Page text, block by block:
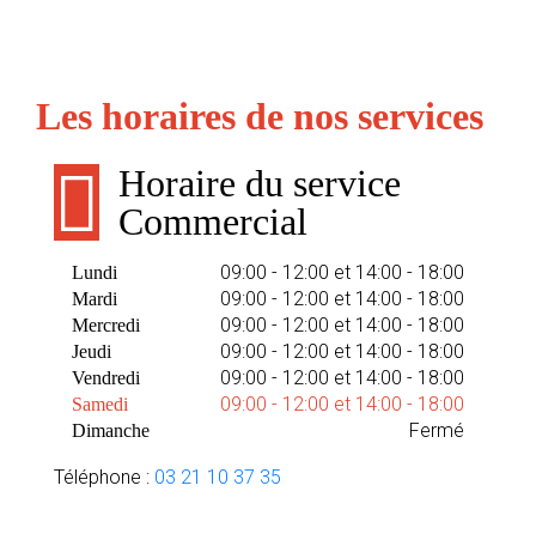
Les horaires de nos services
Horaire du service
Commercial
Lundi 09:00 - 12:00 et 14:00 - 18:00
Mardi 09:00 - 12:00 et 14:00 - 18:00
Mercredi 09:00 - 12:00 et 14:00 - 18:00
Jeudi 09:00 - 12:00 et 14:00 - 18:00
Vendredi 09:00 - 12:00 et 14:00 - 18:00
Samedi 09:00 - 12:00 et 14:00 - 18:00
Dimanche Fermé
Téléphone : 03 21 10 37 35